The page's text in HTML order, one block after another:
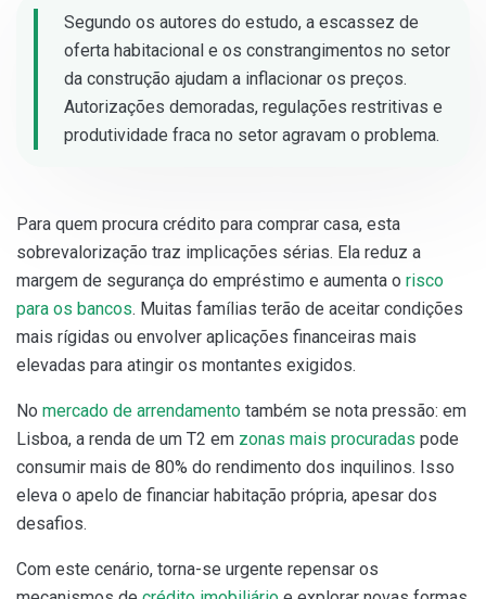
Segundo os autores do estudo, a escassez de
oferta habitacional e os constrangimentos no setor
da construção ajudam a inflacionar os preços.
Autorizações demoradas, regulações restritivas e
produtividade fraca no setor agravam o problema.
Para quem procura crédito para comprar casa, esta
sobrevalorização traz implicações sérias. Ela reduz a
margem de segurança do empréstimo e aumenta o risco
para os bancos. Muitas famílias terão de aceitar condições
mais rígidas ou envolver aplicações financeiras mais
elevadas para atingir os montantes exigidos.
No mercado de arrendamento também se nota pressão: em
Lisboa, a renda de um T2 em zonas mais procuradas pode
consumir mais de 80% do rendimento dos inquilinos. Isso
eleva o apelo de financiar habitação própria, apesar dos
desafios.
Com este cenário, torna-se urgente repensar os